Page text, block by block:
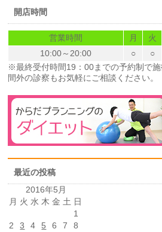
開店時間
営業時間 月 火
10:00～20:00
○ ○
※最終受付時間19：00までの予約制で
間外の診察もお気軽にご相談ください。
最近の投稿
2016年5月
月 火 水 木 金 土 日
1
2
3 4 5 6 7
8